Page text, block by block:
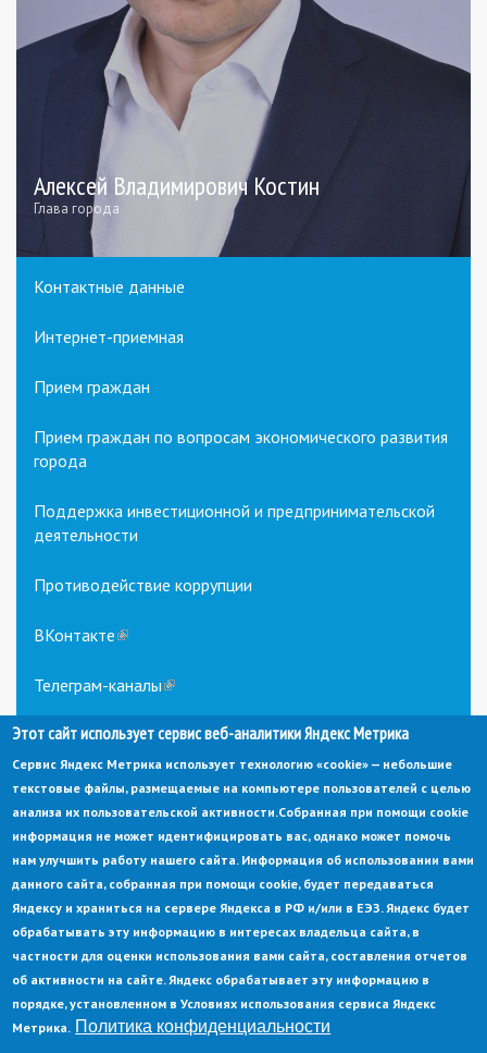
Алексей Владимирович Костин
Глава города
Контактные данные
Интернет-приемная
Прием граждан
Прием граждан по вопросам экономического развития
города
Поддержка инвестиционной и предпринимательской
деятельности
Противодействие коррупции
ВКонтакте(link
external)
Телеграм-каналы(link
external)
© Администрация города Заречный
Электронная почта:
adm@zarechny.zato.ru
sends
e-
mail)
Пензенская обл, г. Заречный, пр-кт. 30-летия Победы, д. 27, 442960
При публикации материалов сайта ссылка на источник обязательна.
Политика конфиденциальности Ссылка на старый сайт
Этот сайт использует сервис веб-аналитики Яндекс Метрика
Сервис Яндекс Метрика использует технологию «cookie» — небольшие
текстовые файлы, размещаемые на компьютере пользователей с целью
анализа их пользовательской активности.Собранная при помощи cookie
информация не может идентифицировать вас, однако может помочь
нам улучшить работу нашего сайта. Информация об использовании вами
данного сайта, собранная при помощи cookie, будет передаваться
Яндексу и храниться на сервере Яндекса в РФ и/или в ЕЭЗ. Яндекс будет
обрабатывать эту информацию в интересах владельца сайта, в
частности для оценки использования вами сайта, составления отчетов
об активности на сайте. Яндекс обрабатывает эту информацию в
порядке, установленном в Условиях использования сервиса Яндекс
Метрика. Политика конфиденциальности